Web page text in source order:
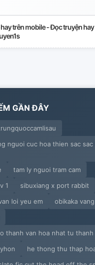
trên mobile - Đọc truyện
GẦN ĐÂY
nguoi cuc hoa thien sac sac
tam ly nguoi tram cam
1
sibuxiang x port rabbit
loi yeu em
obikaka
thanh van hoa nhat tu thanh
he thong thu thap